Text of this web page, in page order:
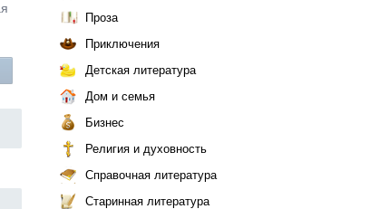
Проза
Приключения
Детская литература
Дом и семья
Бизнес
Религия и духовность
Справочная литература
Старинная литература